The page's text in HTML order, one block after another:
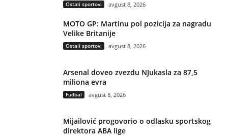
Ostali sportovi avgust 8, 2026
MOTO GP: Martinu pol pozicija za nagradu
Velike Britanije
Ostali sportovi avgust 8, 2026
Arsenal doveo zvezdu NJukasla za 87,5
miliona evra
Fudbal avgust 8, 2026
Mijailović progovorio o odlasku sportskog
direktora ABA lige